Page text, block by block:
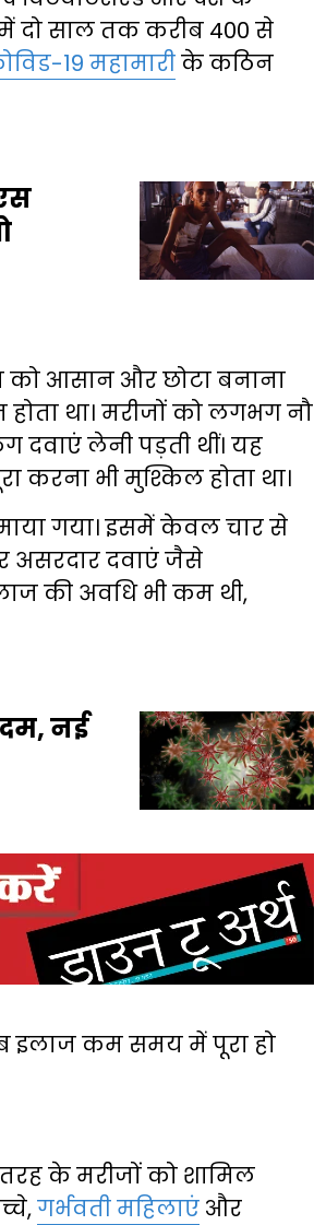
दो साल तक करीब 400 से
19 महामारीके कठिन
को आसान और छोटा बनाना
था। मरीजों को लगभग नौ
लेनी पड़ती थीं। यह
भी मुश्किल होता था।
गया। इसमें केवल चार से
असरदार दवाएं जैसे
की अवधि भी कम थी,
नई
इलाज कम समय में पूरा हो
के मरीजों को शामिल
गर्भवती महिलाएं और